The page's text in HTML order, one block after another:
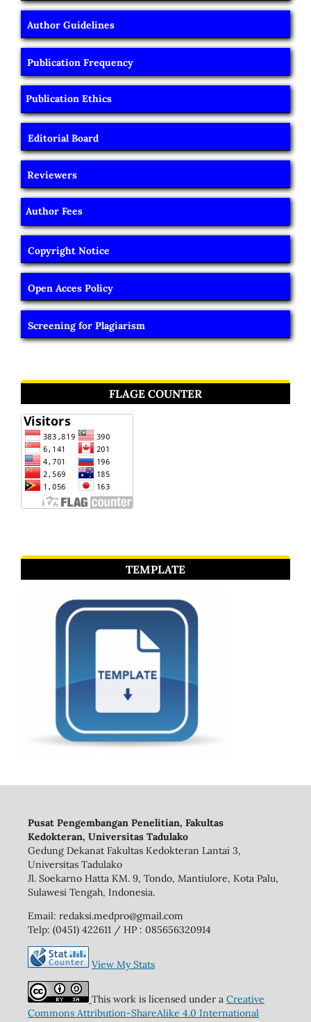
Author Guidelines
Publication Frequency
Publication Ethics
Editorial Board
Reviewers
Author Fees
Copyright Notice
Open Acces Policy
Screening for Plagiarism
FLAGE COUNTER
TEMPLATE
Pusat Pengembangan Penelitian, Fakultas
Kedokteran, Universitas Tadulako
Gedung Dekanat Fakultas Kedokteran Lantai 3,
Universitas Tadulako
Jl. Soekarno Hatta KM. 9, Tondo, Mantiulore, Kota Palu,
Sulawesi Tengah, Indonesia.
Email: redaksi.medpro@gmail.com
Telp: (0451) 422611 / HP : 085656320914
View My Stats
This work is licensed under a Creative
Commons Attribution-ShareAlike 4.0 International